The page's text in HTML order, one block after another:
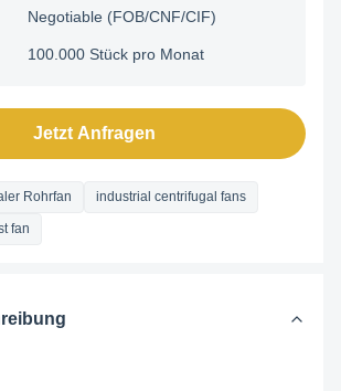
Negotiable (FOB/CNF/CIF)
100.000 Stück pro Monat
Jetzt Anfragen
Rohrfan industrial centrifugal fans
fan